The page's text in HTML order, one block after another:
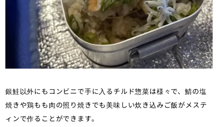
銀鮭以外にもコンビニで手に入るチルド惣菜は様々で、鯖の塩
焼きや鶏もも肉の照り焼きでも美味しい炊き込みご飯がメステ
ィンで作ることができます。